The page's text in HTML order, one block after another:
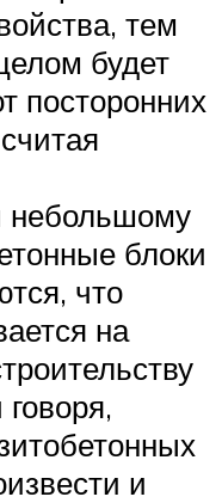
тем
будет
посторонних
небольшому
блоки
что
на
и